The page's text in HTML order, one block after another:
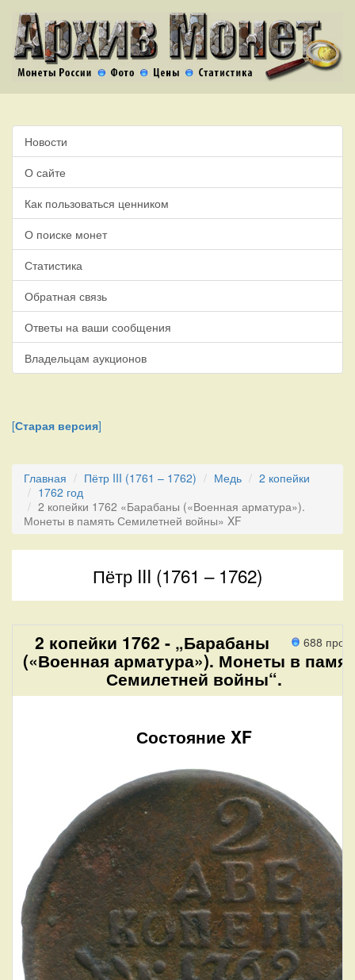
Новости
О сайте
Как пользоваться ценником
О поиске монет
Статистика
Обратная связь
Ответы на ваши сообщения
Владельцам аукционов
[Старая версия]
Главная Пётр III (1761 – 1762) Медь
2 копейки
1762 год
2 копейки 1762 «Барабаны («Военная арматура»).
Монеты в память Семилетней войны» XF
Пётр III (1761 – 1762)
688
2 копейки 1762 - „Барабаны
(«Военная арматура»). Монеты в
Семилетней войны“.
Состояние XF